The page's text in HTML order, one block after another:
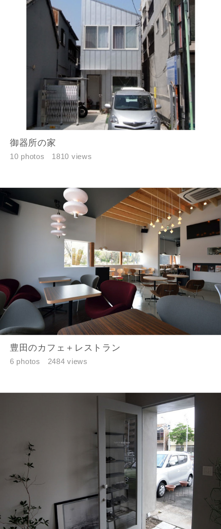
御器所の家
10 photos 1810 views
豊田のカフェ＋レストラン
6 photos 2484 views
します。
当社は、お客様が本サービスを利用することにより第三者と
の間で生じた紛争等について一切責任を負わないものとしま
入力内容を送信する
キャンセル